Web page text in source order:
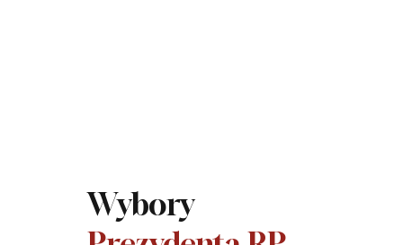
Wybory